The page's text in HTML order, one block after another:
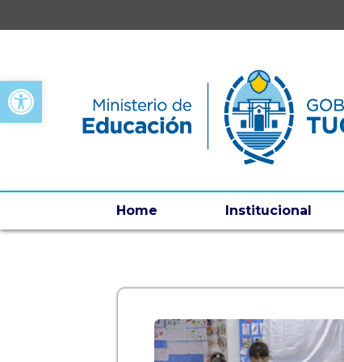
Open toolbar
Home Institucional